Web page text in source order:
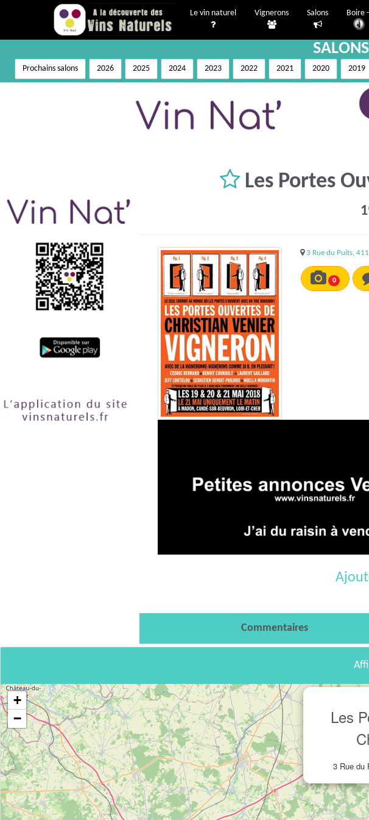
Le vin naturel Vignerons Salons Boire
Prochains salons 2026 2025 2024 2023 2022 2021 2020 2019
Les Portes
3 Rue du Puits,
0
Commentaires
Les
3 Rue du
+
−